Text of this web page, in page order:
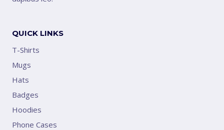
QUICK LINKS
T-Shirts
Mugs
Hats
Badges
Hoodies
Phone Cases